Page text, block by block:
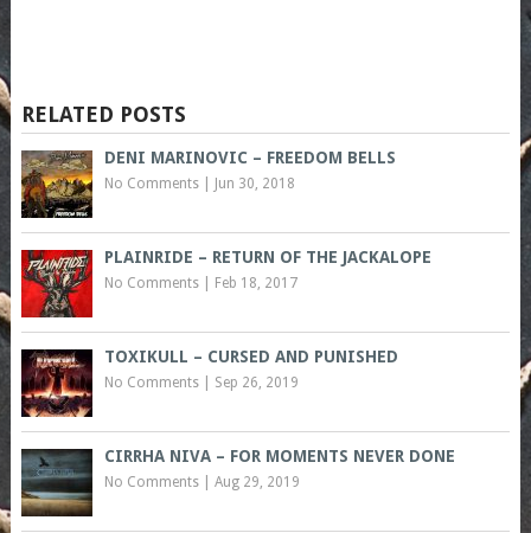
RELATED POSTS
DENI MARINOVIC – FREEDOM BELLS
No Comments| Jun 30, 2018
PLAINRIDE – RETURN OF THE JACKALOPE
No Comments| Feb 18, 2017
TOXIKULL – CURSED AND PUNISHED
No Comments| Sep 26, 2019
CIRRHA NIVA – FOR MOMENTS NEVER DONE
No Comments| Aug 29, 2019